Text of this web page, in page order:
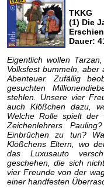
TKKG
(1) Die
Dauer:
Eigentlich wollen
Volksfest bummeln,
Abenteuer. Zufällig
gesuchten
stehlen. Unsere vier
auch Klößchen dazu,
Welche Rolle spielt der
Zeichenlehrers
Einbrüchen zu tun?
Klößchens Eltern, wo
das Luxusauto
geschehen, die sich
vier Freunde von der
einer handfesten